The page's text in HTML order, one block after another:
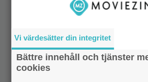
Vi värdesätter din integritet
Bättre innehåll och tjänster
cookies